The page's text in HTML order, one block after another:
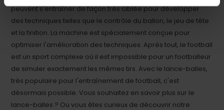
peuvent s'entraîner de façon très ciblée pour développer
des techniques telles que le contrôle du ballon, le jeu de tête
et la finition. La machine est spécialement conçue pour
optimiser l'amélioration des techniques. Après tout, le football
est un sport complexe où il est impossible pour un footballeur
de simuler exactement les mêmes tirs. Avec le lance-balles,
très populaire pour l'entraînement de football, c'est
désormais possible. Vous souhaitez en savoir plus sur le
lance-balles ? Ou vous êtes curieux de découvrir notre